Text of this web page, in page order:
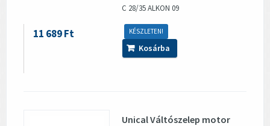
C 28/35 ALKON 09
KÉSZLETEN!
11 689 Ft
Kosárba
Unical Váltószelep motor